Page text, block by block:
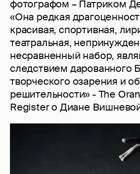
фотографом – Патриком
«Она редкая
красивая, спортивная,
театральная,
несравненный набор,
следствием дарованного
творческого озарения и
решительности» - The
Register о Диане